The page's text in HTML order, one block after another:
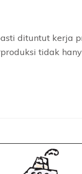
dituntut kerja
tidak